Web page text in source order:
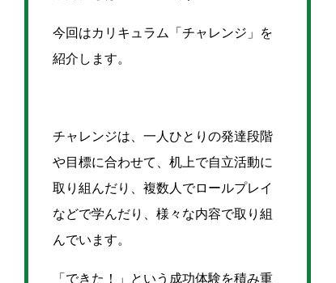
今回はカリキュラム「チャレンジ」を
紹介します。
チャレンジは、一人ひとりの発達段階
や目標に合わせて、机上で自立活動に
取り組んだり、複数人でロールプレイ
などで学んだり、様々な内容で取り組
んでいます。
「できた！」という成功体験を積み重